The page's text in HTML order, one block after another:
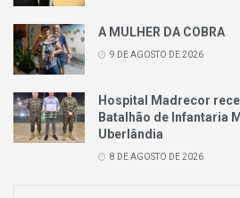
A MULHER DA COBRA
9 DE AGOSTO DE 2026
Hospital Madrecor
Batalhão de Infantaria
Uberlândia
8 DE AGOSTO DE 2026